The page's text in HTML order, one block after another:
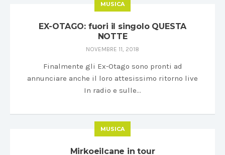
MUSICA
EX-OTAGO: fuori il singolo QUESTA
NOTTE
NOVEMBRE 11, 2018
Finalmente gli Ex-Otago sono pronti ad
annunciare anche il loro attesissimo ritorno live
In radio e sulle…
MUSICA
Mirkoeilcane in tour